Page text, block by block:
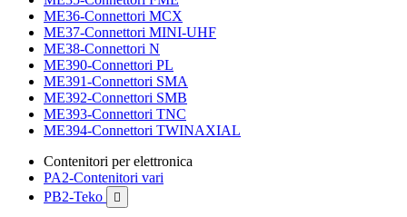
ME36-Connettori MCX
ME37-Connettori MINI-UHF
ME38-Connettori N
ME390-Connettori PL
ME391-Connettori SMA
ME392-Connettori SMB
ME393-Connettori TNC
ME394-Connettori TWINAXIAL
Contenitori per elettronica
PA2-Contenitori vari
PB2-Teko
